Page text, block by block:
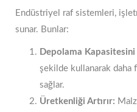
Endüstriyel raf sistemleri,
sunar. Bunlar:
Depolama Kapasitesini
şekilde kullanarak daha
sağlar.
Üretkenliği Artırır: